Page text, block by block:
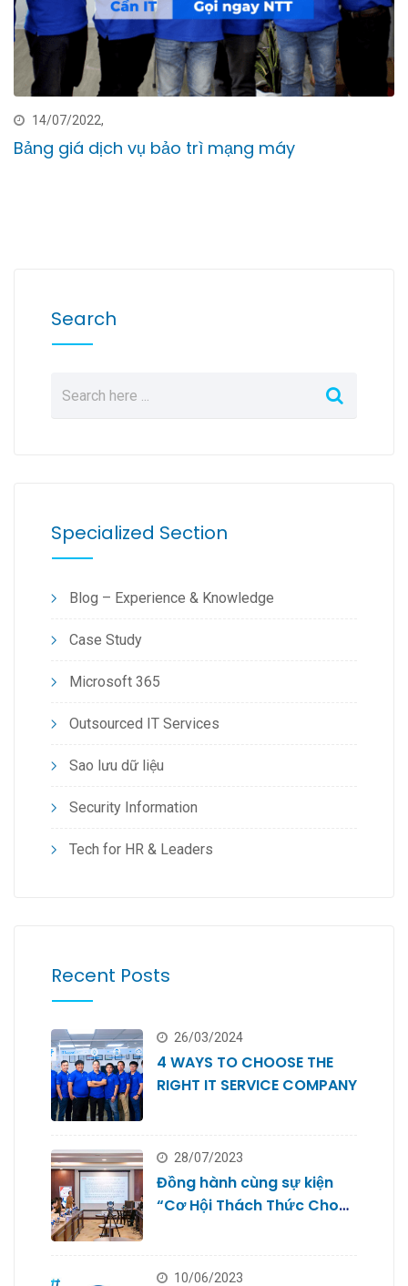
14/07/2022,
Bảng giá dịch vụ bảo trì mạng máy
Search
Specialized Section
Blog – Experience & Knowledge
Case Study
Microsoft 365
Outsourced IT Services
Sao lưu dữ liệu
Security Information
Tech for HR & Leaders
Recent Posts
26/03/2024
4 WAYS TO CHOOSE THE
RIGHT IT SERVICE COMPANY
28/07/2023
Đồng hành cùng sự kiện
“Cơ Hội Thách Thức Cho
10/06/2023